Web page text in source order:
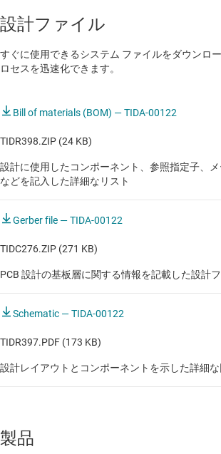
設計ファイル
すぐに使用できるシステム ファイルをダウンロ
ロセスを迅速化できます。
Bill of materials (BOM) — TIDA-00122
TIDR398.ZIP (24 KB)
設計に使用したコンポーネント、参照指定子、
などを記入した詳細なリスト
Gerber file — TIDA-00122
TIDC276.ZIP (271 KB)
PCB 設計の基板層に関する情報を記載した設計
Schematic — TIDA-00122
TIDR397.PDF (173 KB)
設計レイアウトとコンポーネントを示した詳細な
製品